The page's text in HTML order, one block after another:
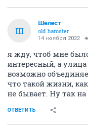
Ш
Шелест
old hamster
14 ноября 2022
я жду, чтоб мне
интересный, а
возможно
что такой жизни,
не бывает. Ну так на
ОТВЕТИТЬ